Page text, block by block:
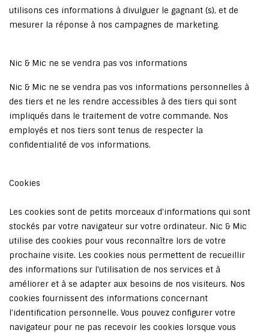
utilisons ces informations à divulguer le gagnant (s), et de
mesurer la réponse à nos campagnes de marketing.
Nic & Mic ne se vendra pas vos informations
Nic & Mic ne se vendra pas vos informations personnelles à
des tiers et ne les rendre accessibles à des tiers qui sont
impliqués dans le traitement de votre commande. Nos
employés et nos tiers sont tenus de respecter la
confidentialité de vos informations.
Cookies
Les cookies sont de petits morceaux d'informations qui sont
stockés par votre navigateur sur votre ordinateur. Nic & Mic
utilise des cookies pour vous reconnaître lors de votre
prochaine visite. Les cookies nous permettent de recueillir
des informations sur l'utilisation de nos services et à
améliorer et à se adapter aux besoins de nos visiteurs. Nos
cookies fournissent des informations concernant
l'identification personnelle. Vous pouvez configurer votre
navigateur pour ne pas recevoir les cookies lorsque vous